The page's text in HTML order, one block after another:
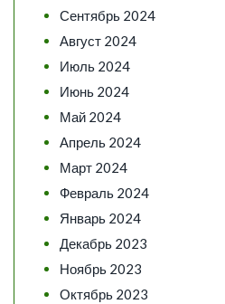
Сентябрь 2024
Август 2024
Июль 2024
Июнь 2024
Май 2024
Апрель 2024
Март 2024
Февраль 2024
Январь 2024
Декабрь 2023
Ноябрь 2023
Октябрь 2023